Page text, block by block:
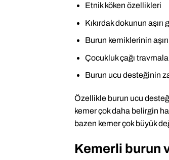
Etnik köken özellikleri
Kıkırdak dokunun aşırı
Burun kemiklerinin
Çocukluk çağı
Burun ucu desteğinin
Özellikle burun ucu
kemer çok daha belirgin
bazen kemer çok büyük
Kemerli burun